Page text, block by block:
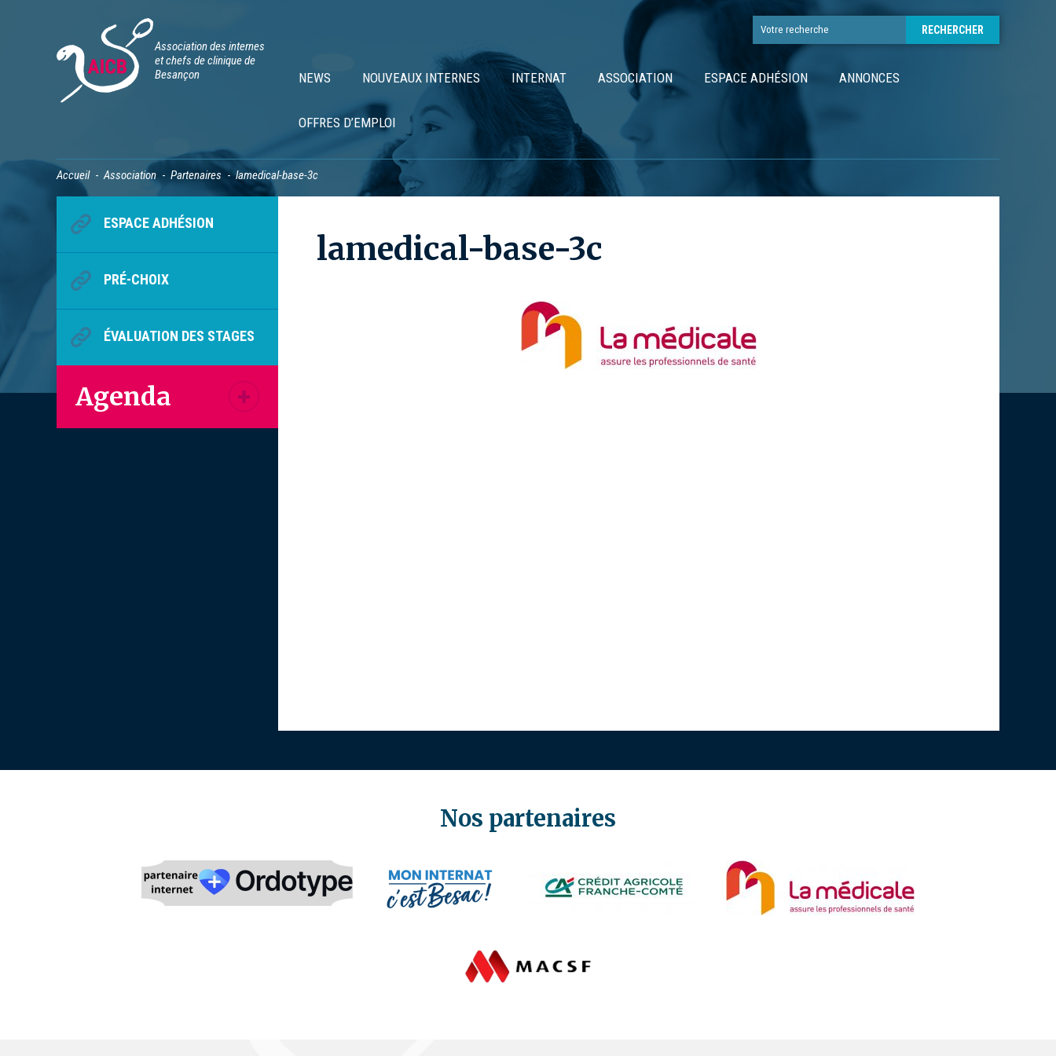
Association des internes
et chefs de clinique de
Besançon
NEWS NOUVEAUX INTERNES INTERNAT ASSOCIATION ESPACE ADHÉSION ANNONCES
OFFRES D’EMPLOI
Accueil Association Partenaires lamedical-base-3c
ESPACE ADHÉSION
PRÉ-CHOIX
ÉVALUATION DES STAGES
Agenda
lamedical-base-3c
Nos partenaires